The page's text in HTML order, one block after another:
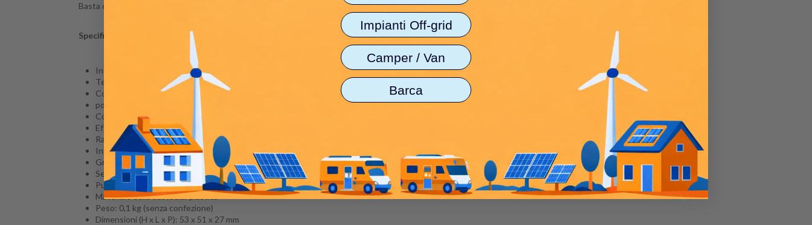
Basta collegare la batteria a 24V ai terminali di ingresso del convertitore DC-DC ORION e connettere le utenze 12V DC ai terminali di uscita del dispositivo.
Specifiche Tecniche:
Intervallo di tensione in ingresso: 18 - 35 V CC
Tensione di uscita: 12,7 V CC
Corrente di uscita: 5 amp (60 watt)
potenza max. in uscita (3 secondi): 7A
Consumo in standby: <20mA
Efficienza: circa 95%
Raffreddamento: senza ventola
Intervallo di temperatura di funzionamento: da -20 ° C a + 55 ° C
Grado di protezione: IP43 (se i collegamenti sono rivolti verso il basso)
Sezione del cavo max : 3,3 mm² / AWG12
Punti di fissaggio: 4
Materiale della custodia: plastica
Peso: 0,1 kg (senza confezione)
Dimensioni (H x L x P): 53 x 51 x 27 mm
Impianti Off-grid
Camper / Van
Barca